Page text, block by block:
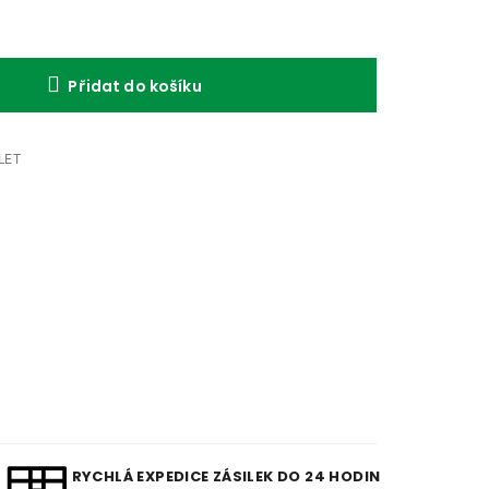
Přidat do košíku
RYCHLÁ EXPEDICE ZÁSILEK DO 24 HODIN